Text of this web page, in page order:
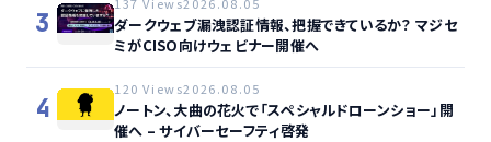
3
ダークウェブ漏洩認証情報、把握できているか？ マジセ
ミがCISO向けウェビナー開催へ
4
120 Views2026.08.05
ノートン、大曲の花火で「スペシャルドローンショー」開
催へ – サイバーセーフティ啓発